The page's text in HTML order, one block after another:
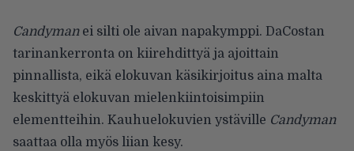
Candymanei silti ole aivan napakymppi. DaCostan
tarinankerronta on kiirehdittyä ja ajoittain
pinnallista, eikä elokuvan käsikirjoitus aina malta
keskittyä elokuvan mielenkiintoisimpiin
elementteihin. Kauhuelokuvien ystäville Candyman
saattaa olla myös liian kesy.